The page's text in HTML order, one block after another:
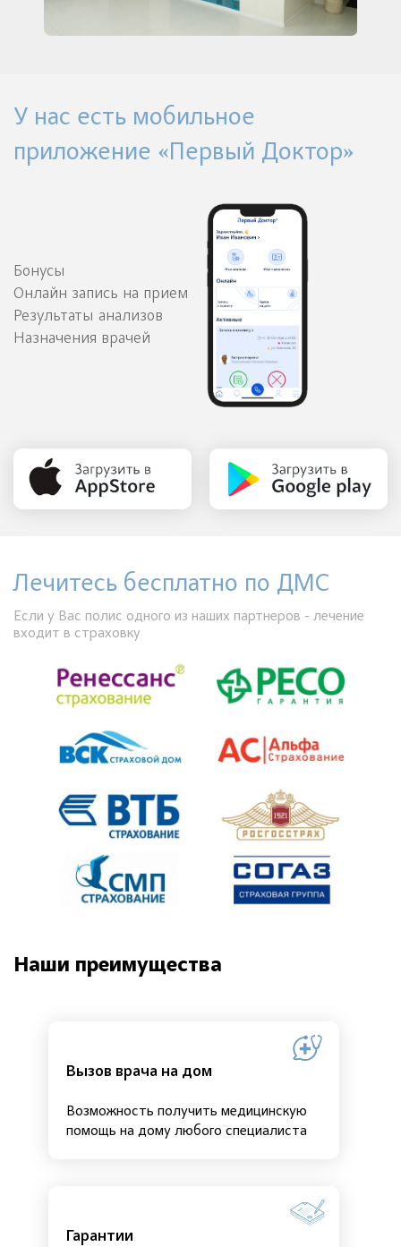
У нас есть мобильное
приложение «Первый Доктор»
Бонусы
Онлайн запись на прием
Результаты анализов
Назначения врачей
Лечитесь бесплатно по ДМС
Если у Вас полис одного из наших партнеров - лечение
входит в страховку
Наши преимущества
Вызов врача на дом
Возможность получить медицинскую
помощь на дому любого специалиста
Гарантии